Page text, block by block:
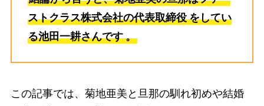
ストクラス株式会社の代表取締役 をしてい
る池田一耕さんです 。
この記事では、菊地亜美と旦那の馴れ初めや結婚